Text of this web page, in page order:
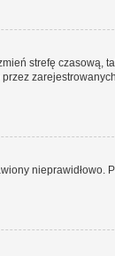
strefę czasową,
nieprawidłowo.